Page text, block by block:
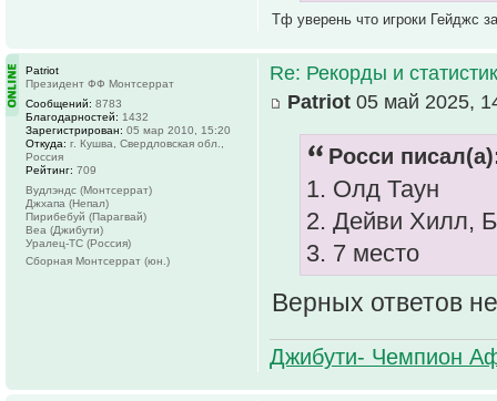
Тф уверень что игроки Гейджс
Re: Рекорды и
Patriot 05 май 2025,
Росси
1. Олд Таун
2. Дейви Хилл,
3. 7 место
Верных ответов
Джибути- Чемпион
Patriot
Президент ФФ Монтсеррат
Сообщений: 8783
Благодарностей: 1432
Зарегистрирован: 05 мар 2010, 15:20
Откуда: г. Кушва, Свердловская обл.,
Россия
Рейтинг: 709
Вудлэндс (Монтсеррат)
Джхапа (Непал)
Пирибебуй (Парагвай)
Веа (Джибути)
Уралец-ТС (Россия)
Сборная Монтсеррат (юн.)